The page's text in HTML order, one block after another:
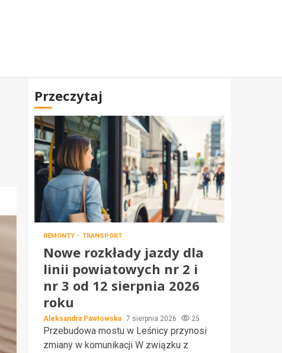
Przeczytaj
REMONTY TRANSPORT
Nowe rozkłady jazdy dla
linii powiatowych nr 2 i
nr 3 od 12 sierpnia 2026
roku
Aleksandra Pawłowska 7 sierpnia 2026 25
Przebudowa mostu w Leśnicy przynosi
zmiany w komunikacji W związku z